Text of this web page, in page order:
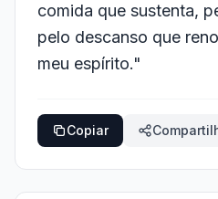
comida que sustenta,
pelo descanso que
meu espírito."
Copiar